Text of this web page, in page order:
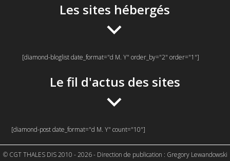
Les sites hébergés
[diamond-bloglist date_format="d M. Y" order_by="2" order="1"]
Le fil d'actus des sites
[diamond-post date_format="d M. Y" count="10"]
© CGT THALES DIS 2010 - 2026 - Direction de publication : Gregory Lewandowski